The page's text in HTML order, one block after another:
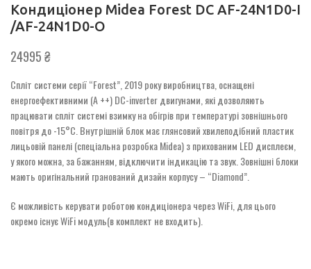
Кондиціонер Midea Forest DC AF-24N1D0-I
/AF-24N1D0-O
₴
Спліт системи серії “Forest”, 2019 року виробництва, оснащені
енергоефективними (А ++) DC-inverter двигунами, які дозволяють
працювати спліт системі взимку на обігрів при температурі зовнішнього
повітря до -15°С. Внутрішній блок має глянсовий хвилеподібний пластик
лицьовій панелі (спеціальна розробка Midea) з прихованим LED дисплеєм,
у якого можна, за бажанням, відключити індикацію та звук. Зовнішні блоки
мають оригінальний гранований дизайн корпусу – “Diamond”.
Є можливість керувати роботою кондиціонера через WiFi, для цього
окремо існує WiFi модуль(в комплект не входить).